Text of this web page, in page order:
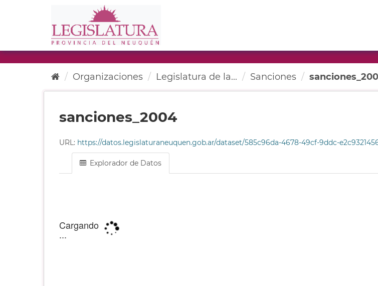
Organizaciones Legislatura de la... Sanciones
sanciones_2004
URL: https://datos.legislaturaneuquen.gob.ar/dataset/585c96da-4678-49cf-9ddc-e2c93214563b/
Explorador de Datos